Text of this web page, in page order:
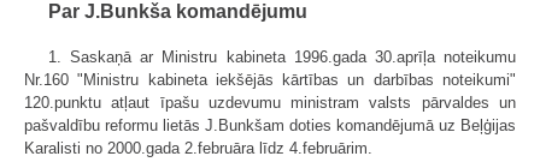
Par J.Bunkša komandējumu
1. Saskaņā ar Ministru kabineta 1996.gada 30.aprīļa noteikumu
Nr.160 "Ministru kabineta iekšējās kārtības un darbības noteikumi"
120.punktu atļaut īpašu uzdevumu ministram valsts pārvaldes un
pašvaldību reformu lietās J.Bunkšam doties komandējumā uz Beļģijas
Karalisti no 2000.gada 2.februāra līdz 4.februārim.